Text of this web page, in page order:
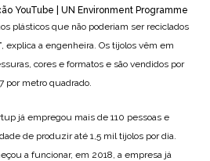
YouTube | UN Environment Programme
plásticos que não poderiam ser reciclados
explica a engenheira. Os tijolos vêm em
cores e formatos e são vendidos por
por metro quadrado.
já empregou mais de 110 pessoas e
de produzir até 1,5 mil tijolos por dia.
a funcionar, em 2018, a empresa já